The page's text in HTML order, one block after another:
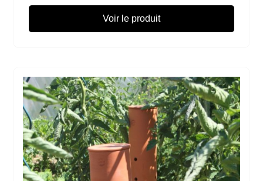
Voir le produit